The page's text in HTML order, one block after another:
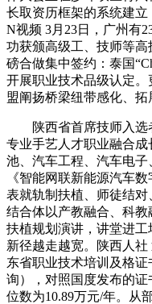
长取资历框架的系统建立
N视频 3月23日，广州有
功获颁高级工、技师等
磅合做集中签约：泰国
开展职业技术品级认定
盟阐扬桥梁纽带感化、拓
陕西省首席技师入选
专业手艺人才职业融合
池、汽车工程、汽车电
《智能网联新能源汽车
表就轨制扶植、师徒结对
结合体以产教融合、科
扶植规划演讲，讲堂进
新径越走越宽。陕西人
东省职业技术培训及格
询），对照国度发布的
位数为10.89万元/年。从